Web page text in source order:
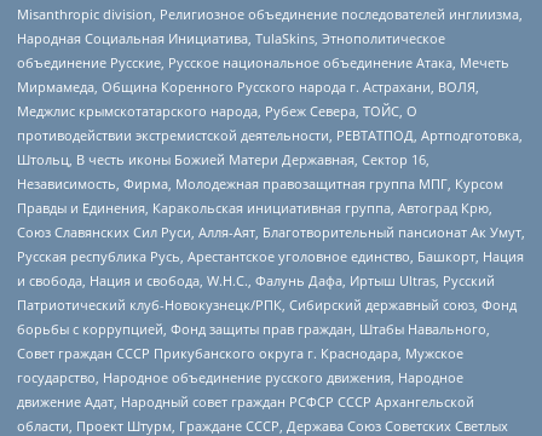
Misanthropic division, Религиозное объединение последователей инглиизма,
Народная Социальная Инициатива, TulaSkins, Этнополитическое
объединение Русские, Русское национальное объединение Атака, Мечеть
Мирмамеда, Община Коренного Русского народа г. Астрахани, ВОЛЯ,
Меджлис крымскотатарского народа, Рубеж Севера, ТОЙС, О
противодействии экстремистской деятельности, РЕВТАТПОД, Артподготовка,
Штольц, В честь иконы Божией Матери Державная, Сектор 16,
Независимость, Фирма, Молодежная правозащитная группа МПГ, Курсом
Правды и Единения, Каракольская инициативная группа, Автоград Крю,
Союз Славянских Сил Руси, Алля-Аят, Благотворительный пансионат Ак Умут,
Русская республика Русь, Арестантское уголовное единство, Башкорт, Нация
и свобода, Нация и свобода, W.H.С., Фалунь Дафа, Иртыш Ultras, Русский
Патриотический клуб-Новокузнецк/РПК, Сибирский державный союз, Фонд
борьбы с коррупцией, Фонд защиты прав граждан, Штабы Навального,
Совет граждан СССР Прикубанского округа г. Краснодара, Мужское
государство, Народное объединение русского движения, Народное
движение Адат, Народный совет граждан РСФСР СССР Архангельской
области, Проект Штурм, Граждане СССР, Держава Союз Советских Светлых